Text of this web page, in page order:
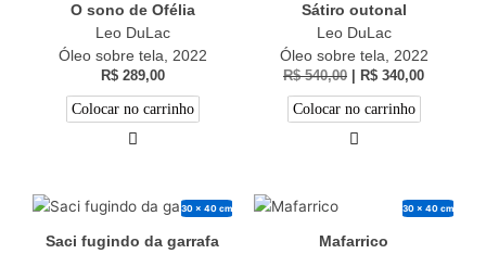
O sono de Ofélia
Leo DuLac
Óleo sobre tela, 2022
R$289,00
Colocar no carrinho
Sátiro outonal
Leo DuLac
Óleo sobre tela, 2022
R$540,00 R$ 340,00
Colocar no carrinho
30 x 40 cm
Saci fugindo da garrafa
30 x 40 cm
Mafarrico